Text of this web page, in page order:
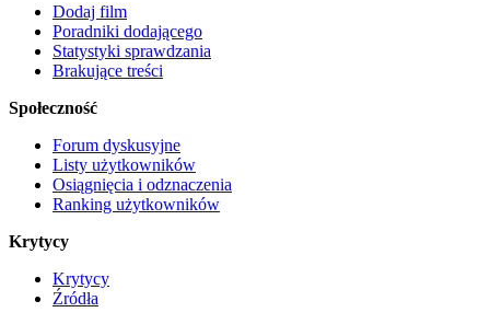
Dodaj film
Poradniki dodającego
Statystyki sprawdzania
Brakujące treści
Społeczność
Forum dyskusyjne
Listy użytkowników
Osiągnięcia i odznaczenia
Ranking użytkowników
Krytycy
Krytycy
Źródła